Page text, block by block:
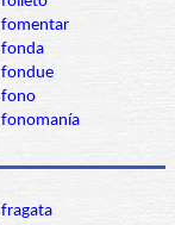
fomentar
fonda
fondue
fono
fonomanía
fragata